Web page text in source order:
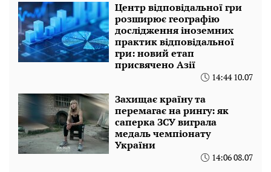
Центр відповідальної гри
розширює географію
дослідження іноземних
практик відповідальної
гри: новий етап
присвячено Азії
14:44 10.07
Захищає країну та
перемагає на рингу: як
саперка ЗСУ виграла
медаль чемпіонату
України
14:06 08.07